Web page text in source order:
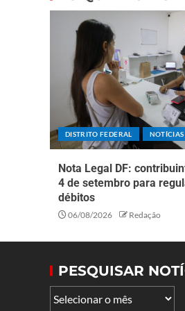
DISTRITO FEDERAL NOTÍCIAS
Nota Legal DF:
4 de setembro para
débitos
06/08/2026 Redação
PESQUISAR